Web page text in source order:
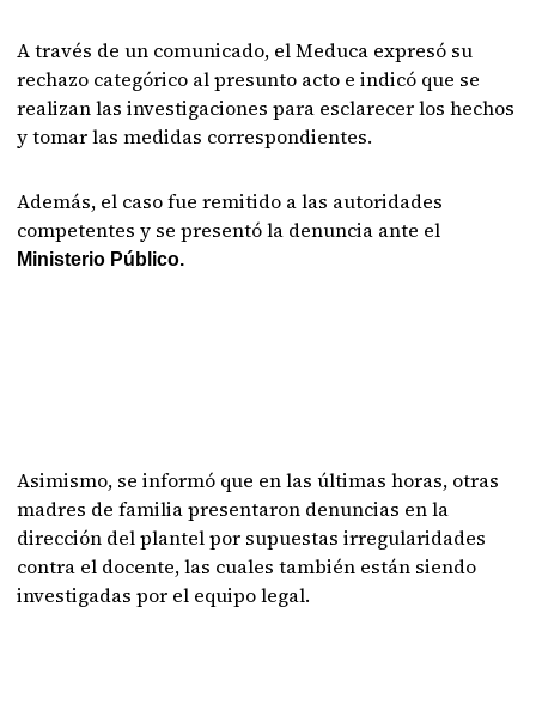
A través de un comunicado, el Meduca expresó su
rechazo categórico al presunto acto e indicó que se
realizan las investigaciones para esclarecer los hechos
y tomar las medidas correspondientes.
Además, el caso fue remitido a las autoridades
competentes y se presentó la denuncia ante el
Ministerio Público.
Asimismo, se informó que en las últimas horas, otras
madres de familia presentaron denuncias en la
dirección del plantel por supuestas irregularidades
contra el docente, las cuales también están siendo
investigadas por el equipo legal.